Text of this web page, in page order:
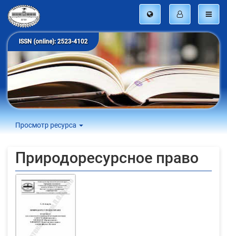
ISSN (online): 2523-4102
Просмотр ресурса
Природоресурсное право